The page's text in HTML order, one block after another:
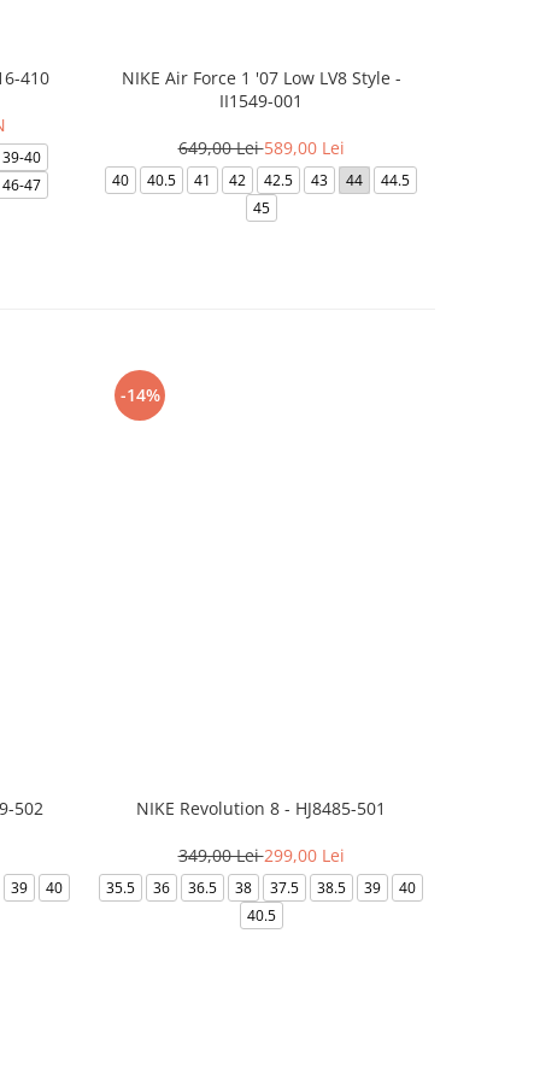
410
39-40
46-47
NIKE Air Force 1 '07 Low LV8 Style -
II1549-001
649,00 Lei589,00 Lei
40 40.5 41 42 42.5 43 44
44.5
45
502
39 40
-14%
NIKE Revolution 8 - HJ8485-501
349,00 Lei299,00 Lei
35.5 36 36.5 38 37.5 38.5 39
40
40.5